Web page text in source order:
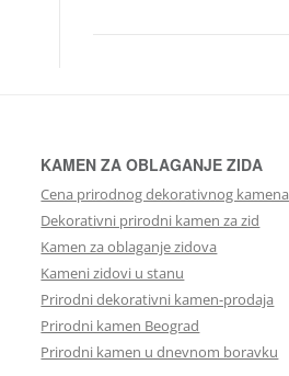
KAMEN ZA OBLAGANJE ZIDA
Cena prirodnog dekorativnog kamena
Dekorativni prirodni kamen za zid
Kamen za oblaganje zidova
Kameni zidovi u stanu
Prirodni dekorativni kamen-prodaja
Prirodni kamen Beograd
Prirodni kamen u dnevnom boravku